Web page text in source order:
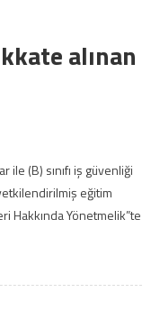
alınan
ile (B) sınıfı iş güvenliği
eğitim
Hakkında Yönetmelik”te